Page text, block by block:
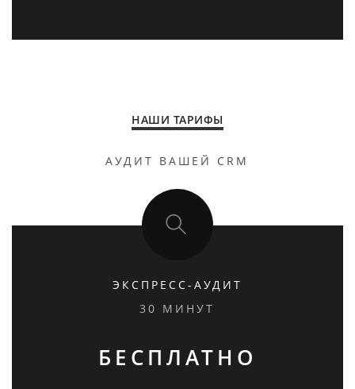
НАШИ ТАРИФЫ
АУДИТ ВАШЕЙ CRM
ЭКСПРЕСС-АУДИТ
30 МИНУТ
БЕСПЛАТНО